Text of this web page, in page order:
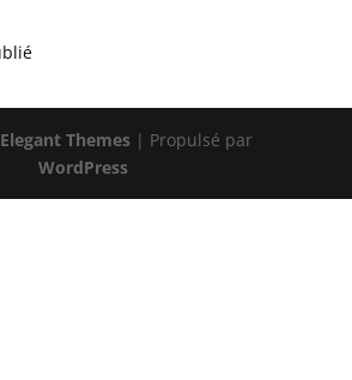
Elegant Themes| Propulsé par
WordPress